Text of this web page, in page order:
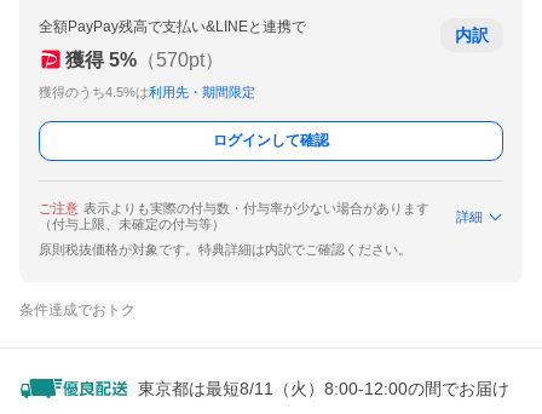
全額PayPay残高で支払い&LINEと連携で
獲得 5% （570pt）
獲得のうち4.5%は利用先・期間限定
内訳
ログインして確認
ご注意 表示よりも実際の付与数・付与率が少ない場合があります
（付与上限、未確定の付与等）
詳細
原則税抜価格が対象です。特典詳細は内訳でご確認ください。
条件達成でおトク
東京都は最短8/11（火）8:00-12:00の間でお届け